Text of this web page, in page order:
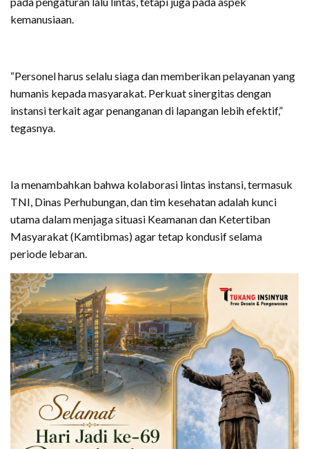
kemanusiaan.
“Personel harus selalu siaga dan memberikan pelayanan yang
humanis kepada masyarakat. Perkuat sinergitas dengan
instansi terkait agar penanganan di lapangan lebih efektif,”
tegasnya.
Ia menambahkan bahwa kolaborasi lintas instansi, termasuk
TNI, Dinas Perhubungan, dan tim kesehatan adalah kunci
utama dalam menjaga situasi Keamanan dan Ketertiban
Masyarakat (Kamtibmas) agar tetap kondusif selama
periode lebaran.